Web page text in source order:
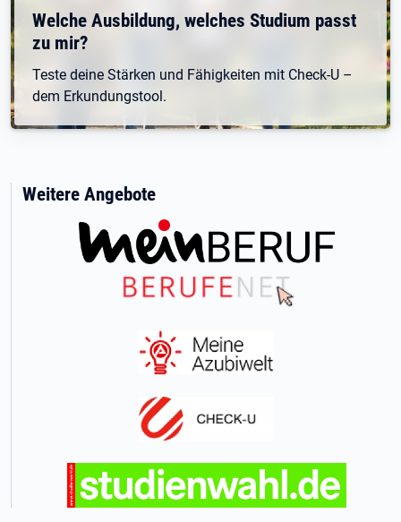
Welche Ausbildung, welches Studium passt
zu mir?
Teste deine Stärken und Fähigkeiten mit Check-U –
dem Erkundungstool.
Weitere Angebote